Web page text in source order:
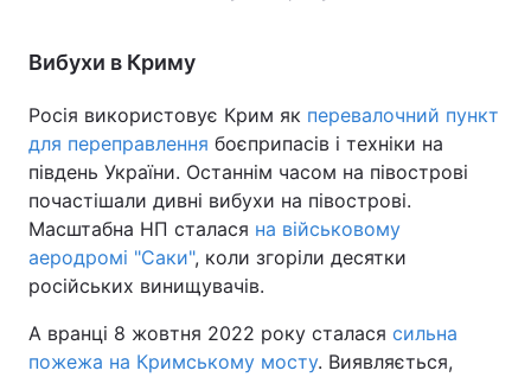
Вибухи в Криму
Росія використовує Крим як перевалочний пункт
для переправлення боєприпасів і техніки на
південь України. Останнім часом на півострові
почастішали дивні вибухи на півострові.
Масштабна НП сталася на військовому
аеродромі "Саки", коли згоріли десятки
російських винищувачів.
А вранці 8 жовтня 2022 року сталася сильна
пожежа на Кримському мосту. Виявляється,